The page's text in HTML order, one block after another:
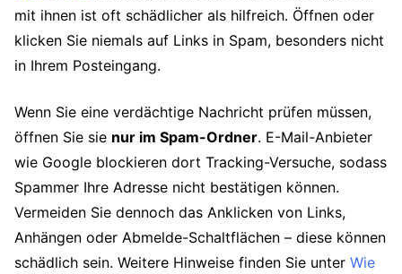
mit ihnen ist oft schädlicher als hilfreich. Öffnen oder
klicken Sie niemals auf Links in Spam, besonders nicht
in Ihrem Posteingang.
Wenn Sie eine verdächtige Nachricht prüfen müssen,
öffnen Sie sie nur im Spam-Ordner. E-Mail-Anbieter
wie Google blockieren dort Tracking-Versuche, sodass
Spammer Ihre Adresse nicht bestätigen können.
Vermeiden Sie dennoch das Anklicken von Links,
Anhängen oder Abmelde-Schaltflächen – diese können
schädlich sein. Weitere Hinweise finden Sie unter Wie